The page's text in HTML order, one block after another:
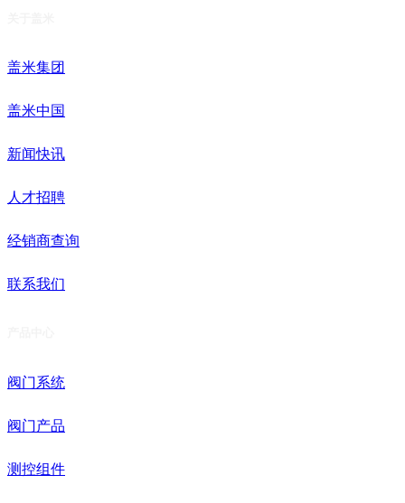
盖米集团
盖米中国
新闻快讯
人才招聘
经销商查询
联系我们
阀门系统
阀门产品
测控组件